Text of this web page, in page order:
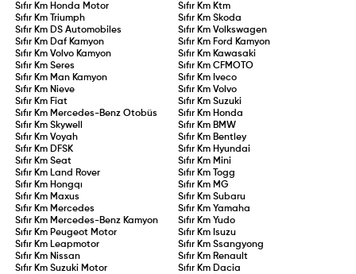
Sıfır Km Honda Motor Sıfır Km Ktm
Sıfır Km
Triumph Sıfır Km Skoda
Sıfır Km DS Automobiles Sıfır Km Volkswagen
Sıfır Km Daf Kamyon Sıfır Km Ford Kamyon
Sıfır KmVolvo Kamyon Sıfır Km Kawasaki
Sıfır KmSeres Sıfır Km CFMOTO
Sıfır Km Man Kamyon Sıfır Km Iveco
Sıfır Km Nieve Sıfır Km Volvo
Sıfır Km Fiat Sıfır Km Suzuki
Sıfır Km Mercedes-Benz Otobüs Sıfır Km Honda
Sıfır KmSkywell Sıfır Km BMW
Sıfır KmVoyah Sıfır Km Bentley
Sıfır Km DFSK Sıfır Km Hyundai
Sıfır KmSeat Sıfır Km Mini
Sıfır Km Land Rover Sıfır Km
Togg
Sıfır Km Hongqı Sıfır Km MG
Sıfır Km Maxus Sıfır Km Subaru
Sıfır Km Mercedes Sıfır Km Yamaha
Sıfır Km Mercedes-Benz Kamyon Sıfır Km Yudo
Sıfır Km Peugeot Motor Sıfır Km Isuzu
Sıfır Km Leapmotor Sıfır Km Ssangyong
Sıfır Km Nissan Sıfır Km Renault
Sıfır KmSuzuki Motor Sıfır Km Dacia